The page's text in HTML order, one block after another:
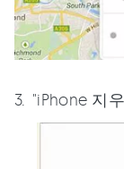
"iPhone 지